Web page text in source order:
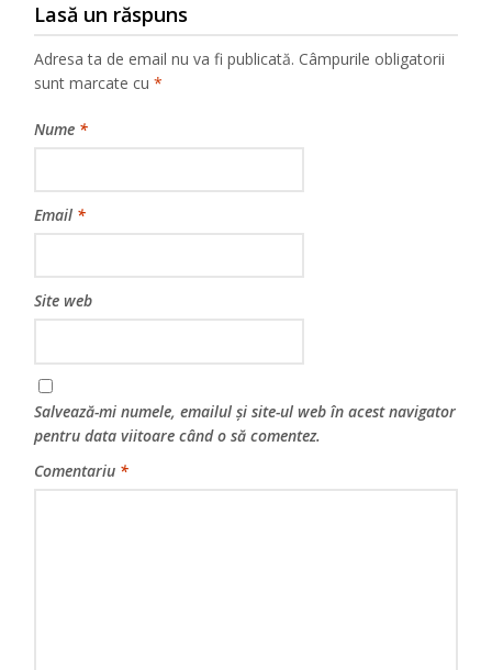
Lasă un răspuns
Adresa ta de email nu va fi publicată. Câmpurile obligatorii
sunt marcate cu*
Nume *
Email *
Site web
Salvează-mi numele, emailul și site-ul web în acest navigator
pentru data viitoare când o să comentez.
Comentariu *